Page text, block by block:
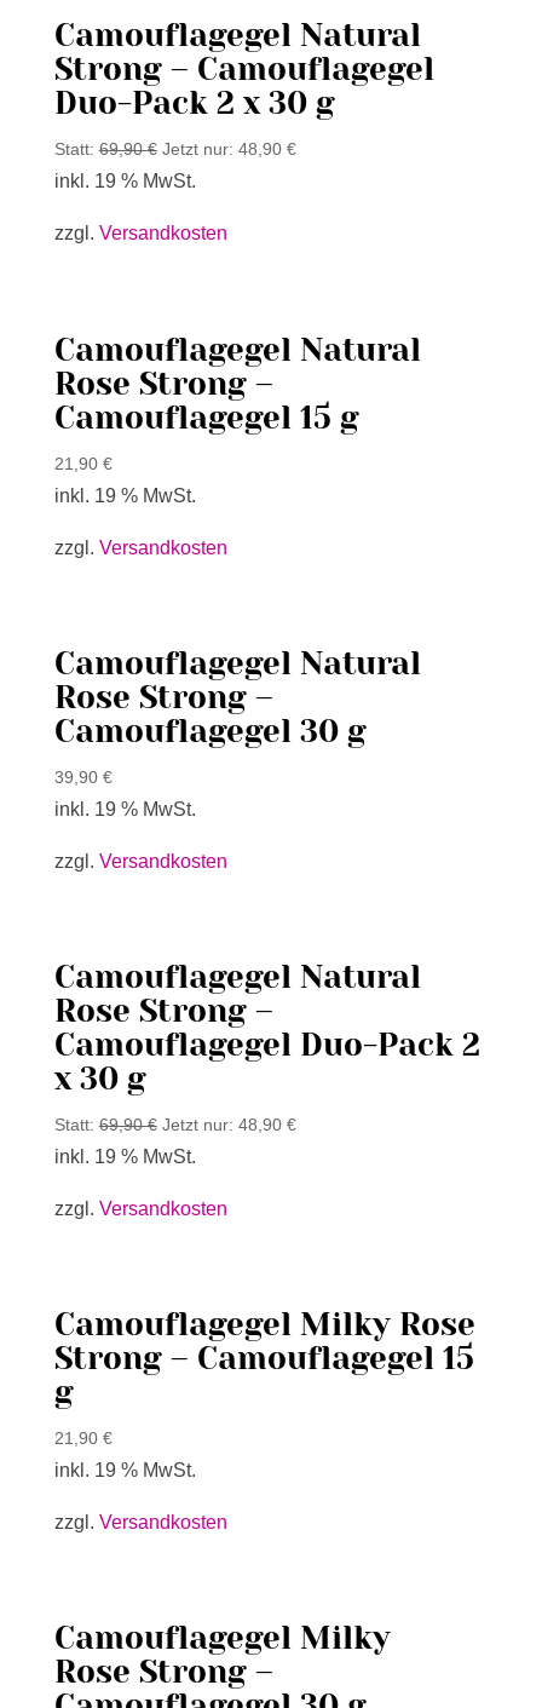
Camouflagegel Natural
Strong – Camouflagegel
Duo-Pack 2 x 30 g
Statt: 69,90€ Jetzt nur: 48,90 €
inkl. 19 % MwSt.
zzgl. Versandkosten
Camouflagegel Natural
Rose Strong –
Camouflagegel 15 g
21,90 €
inkl. 19 % MwSt.
zzgl. Versandkosten
Camouflagegel Natural
Rose Strong –
Camouflagegel 30 g
39,90 €
inkl. 19 % MwSt.
zzgl. Versandkosten
Camouflagegel Natural
Rose Strong –
Camouflagegel Duo-Pack 2
x 30 g
Statt: 69,90€ Jetzt nur: 48,90 €
inkl. 19 % MwSt.
zzgl. Versandkosten
Camouflagegel Milky Rose
Strong – Camouflagegel 15
g
21,90 €
inkl. 19 % MwSt.
zzgl. Versandkosten
Camouflagegel Milky
Rose Strong –